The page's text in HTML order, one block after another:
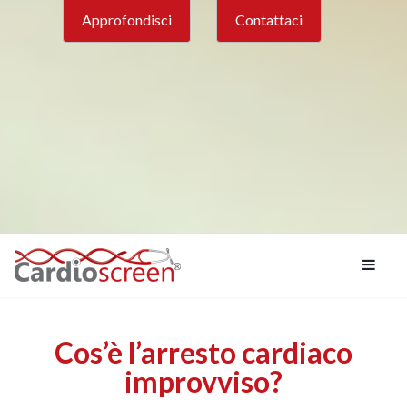
Approfondisci Contattaci
Cos’è l’arresto cardiaco
improvviso?